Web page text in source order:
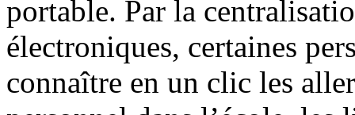
portable. Par la
électroniques, certaines
connaître en un clic les